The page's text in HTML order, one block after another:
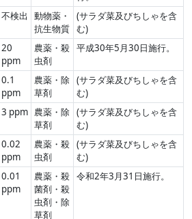
不検出
動物薬・
抗生物質
(サラダ菜及びちしゃを含
む)
20
ppm
農薬・殺
虫剤
平成30年5月30日施行。
0.1
ppm
農薬・除
草剤
(サラダ菜及びちしゃを含
む)
3 ppm 農薬・除
草剤
(サラダ菜及びちしゃを含
む)
0.02
ppm
農薬・殺
虫剤
(サラダ菜及びちしゃを含
む)
0.01
ppm
農薬・殺
菌剤・殺
虫剤・除
草剤
令和2年3月31日施行。